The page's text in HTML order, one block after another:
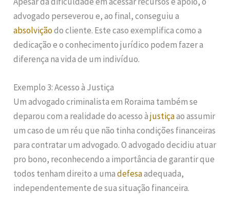
advogado perseverou e, ao final, conseguiu a
absolviçãodo cliente. Este caso exemplifica como a
dedicação e o conhecimento jurídico podem fazer a
diferença na vida de um indivíduo.
Exemplo 3: Acesso à Justiça
Um advogado criminalista em Roraima também se
deparou com a realidade do acesso àjustiçaao assumir
um caso de um réu que não tinha condições financeiras
para contratar um advogado. O advogado decidiu atuar
pro bono, reconhecendo a importância de garantir que
todos tenham direito a umadefesaadequada,
independentemente de sua situação financeira.